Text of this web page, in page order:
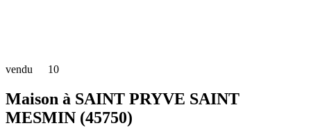
vendu 10
Maison à SAINT PRYVE SAINT
MESMIN (45750)